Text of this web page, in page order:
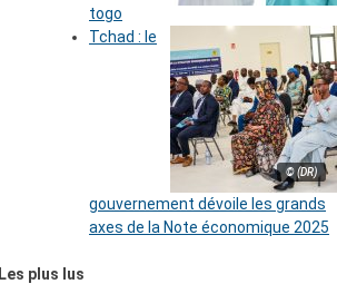
togo
© (DR)
Tchad : le
gouvernement dévoile les grands
axes de la Note économique 2025
Les plus lus